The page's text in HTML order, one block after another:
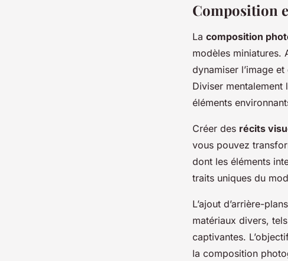
Composition
La composition
modèles miniatures.
dynamiser l’image
Diviser mentalement
éléments
Créer des récits
vous pouvez
dont les éléments
traits uniques du
L’ajout d’arrière-
matériaux divers,
captivantes.
la composition